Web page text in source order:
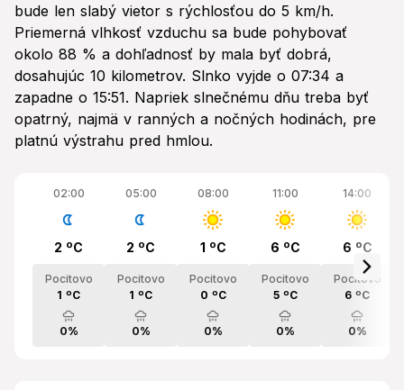
bude len slabý vietor s rýchlosťou do 5 km/h.
Priemerná vlhkosť vzduchu sa bude pohybovať
okolo 88 % a dohľadnosť by mala byť dobrá,
dosahujúc 10 kilometrov. Slnko vyjde o 07:34 a
zapadne o 15:51. Napriek slnečnému dňu treba byť
opatrný, najmä v ranných a nočných hodinách, pre
platnú výstrahu pred hmlou.
02:00
2 ºC
Pocitovo
1 ºC
0%
05:00
2 ºC
Pocitovo
1 ºC
0%
08:00
1 ºC
Pocitovo
0 ºC
0%
11:00
6 ºC
Pocitovo
5 ºC
0%
14:00
6 ºC
Pocitovo
6 ºC
0%